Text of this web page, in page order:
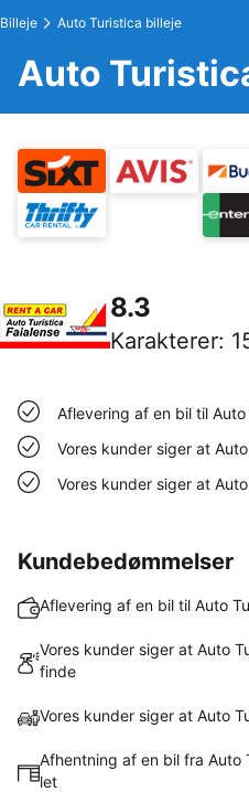
Billeje Auto Turistica billeje
Auto
8.3
Karakterer:
Aflevering af en bil til
Vores kunder siger at
Vores kunder siger at
Kundebedømmelser
Aflevering af en bil til Auto
Vores kunder siger at Auto
finde
Vores kunder siger at Auto
Afhentning af en bil fra Auto
let